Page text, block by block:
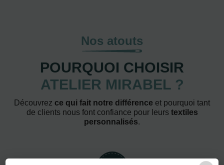
Nos atouts
POURQUOI CHOISIR
ATELIER MIRABEL ?
Découvrez ce qui fait notre différence et pourquoi tant
de clients nous font confiance pour leurs textiles
personnalisés.